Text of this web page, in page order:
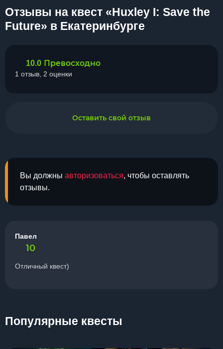
Отзывы на квест «Huxley I: Save the
Future» в Екатеринбурге
Вы должны авторизоваться, чтобы оставлять
отзывы.
Павел
10
Отличный квест)
10.0 Превосходно
1 отзыв, 2 оценки
Оставить свой отзыв
Популярные квесты